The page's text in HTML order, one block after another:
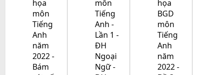
họa
môn
Tiếng
Anh
năm
2022 -
Bám
môn
Tiếng
Anh -
Lần 1 -
ĐH
Ngoại
Ngữ -
họa
BGD
môn
Tiếng
Anh
năm
2022 -